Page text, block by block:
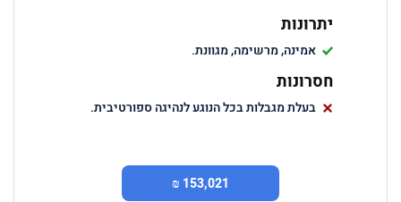
יתרונות
אמינה, מרשימה, מגוונת.
חסרונות
בעלת מגבלות בכל הנוגע לנהיגה ספורטיבית.
153,021 ₪